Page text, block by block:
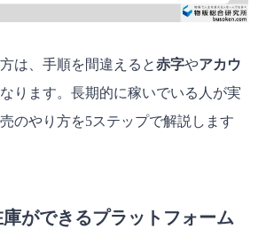
は、手順を間違えると赤字やアカウ
ります。長期的に稼いでいる人が実
のやり方を5ステップで解説します
庫ができるプラットフォーム